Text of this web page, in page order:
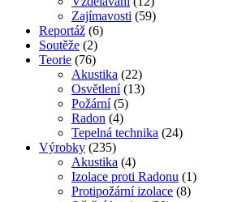
Zajímavosti (59)
Reportáž (6)
Soutěže (2)
Teorie (76)
Akustika (22)
Osvětlení (13)
Požární (5)
Radon (4)
Tepelná technika (24)
Výrobky (235)
Akustika (4)
Izolace proti Radonu (1)
Protipožární izolace (8)